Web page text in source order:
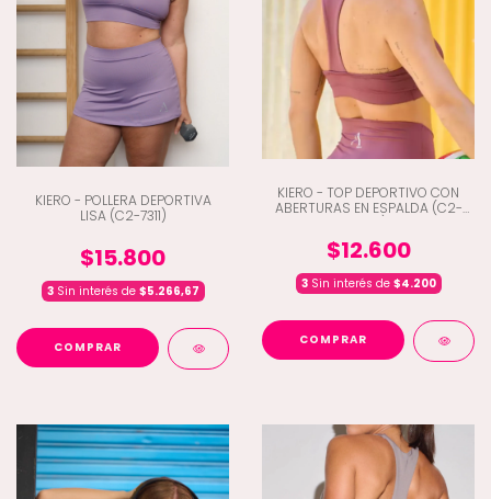
KIERO - POLLERA DEPORTIVA
LISA (C2-7311)
$15.800
3Sin interés de $5.266,67
COMPRAR
KIERO - TOP DEPORTIVO CON
ABERTURAS EN ESPALDA (C2-
$12.600
3Sin interés de $4.200
COMPRAR